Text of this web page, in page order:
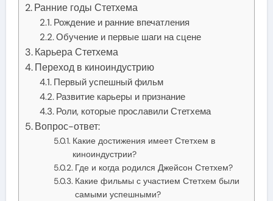
Ранние годы Стетхема
Рождение и ранние впечатления
Обучение и первые шаги на сцене
Карьера Стетхема
Переход в киноиндустрию
Первый успешный фильм
Развитие карьеры и признание
Роли, которые прославили Стетхема
Вопрос-ответ:
Какие достижения имеет Стетхем в
киноиндустрии?
Где и когда родился Джейсон Стетхем?
Какие фильмы с участием Стетхем были
самыми успешными?